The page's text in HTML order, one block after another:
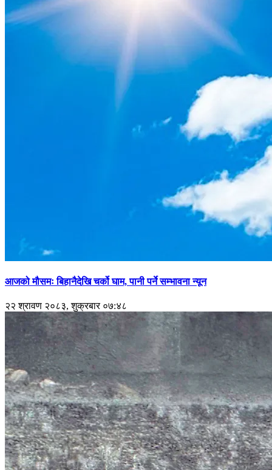
आजको मौसमः बिहानैदेखि चर्को घाम, पानी पर्ने सम्भावना न्यून
२२ श्रावण २०८३, शुक्रबार ०७:४८